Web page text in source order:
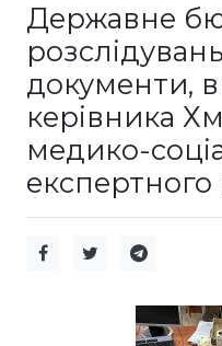
Державне
документи,
керівника
медико-
експертного